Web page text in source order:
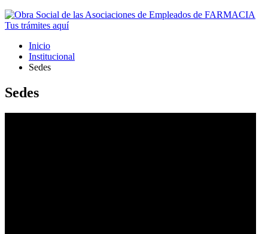
Tus trámites aquí
Inicio
Institucional
Sedes
Sedes